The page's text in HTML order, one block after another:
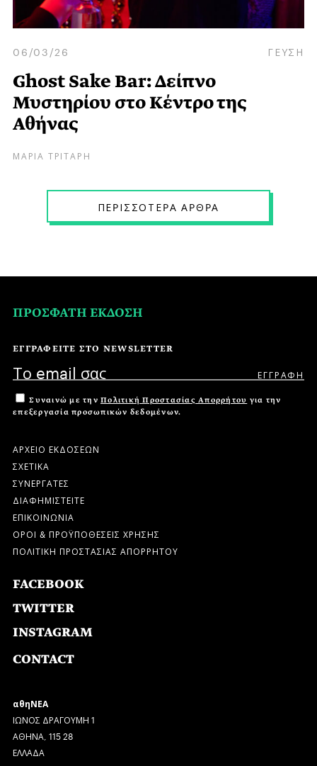
06/03/26 ΓΕΥΣΗ
Ghost Sake Bar: Δείπνο
Μυστηρίου στο Κέντρο της
Αθήνας
ΜΑΡΙΑ ΤΡΙΤΑΡΗ
ΠΕPΙΣΣΟΤΕPΑ ΑPΘPΑ
ΠΡΟΣΦΑΤΗ ΕΚΔΟΣΗ
ΕΓΓΡΑΦΕΙΤΕ ΣΤΟ NEWSLETTER
Συναινώ με την Πολιτική Προστασίας Απορρήτου για την
επεξεργασία προσωπικών δεδομένων.
ΑΡΧΕΙΟ ΕΚΔΟΣΕΩΝ
ΣΧΕΤΙΚΑ
ΣΥΝΕΡΓΑΤΕΣ
ΔΙΑΦΗΜΙΣΤΕΙΤΕ
ΕΠΙΚΟΙΝΩΝΙΑ
ΟΡΟΙ & ΠΡΟΫΠΟΘΕΣΕΙΣ ΧΡΗΣΗΣ
ΠΟΛΙΤΙΚΗ ΠΡΟΣΤΑΣΙΑΣ ΑΠΟΡΡΗΤΟΥ
FACEBOOK
TWITTER
INSTAGRAM
CONTACT
αθηΝΕΑ
ΙΩΝΟΣ ΔΡΑΓΟΥΜΗ 1
ΑΘΗΝΑ, 115 28
ΕΛΛΑΔΑ